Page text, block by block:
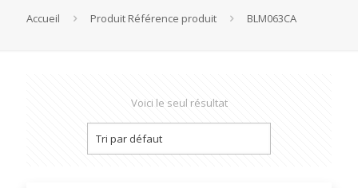
Accueil Produit Référence produit BLM063CA
Voici le seul résultat